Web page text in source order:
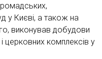
у Києві, а також на
виконував добудови
церковних комплексів у